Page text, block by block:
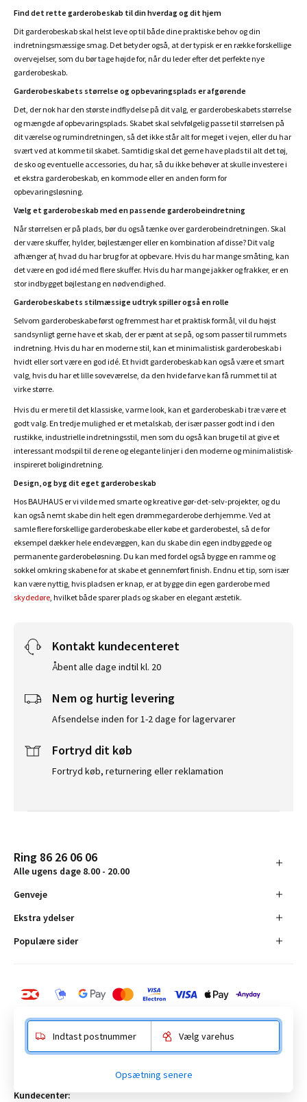
Find det rette garderobeskab til din hverdag og dit hjem
Dit garderobeskab skal helst leve op til både dine praktiske behov og din
indretningsmæssige smag. Det betyder også, at der typisk er en række forskellige
overvejelser, som du bør tage højde for, når du leder efter det perfekte nye
garderobeskab.
Garderobeskabets størrelse og opbevaringsplads er afgørende
Det, der nok har den største indflydelse på dit valg, er garderobeskabets størrelse
og mængde af opbevaringsplads. Skabet skal selvfølgelig passe til størrelsen på
dit værelse og rumindretningen, så det ikke står alt for meget i vejen, eller du har
svært ved at komme til skabet. Samtidig skal det gerne have plads til alt det tøj,
de sko og eventuelle accessories, du har, så du ikke behøver at skulle investere i
et ekstra garderobeskab, en kommode eller en anden form for
opbevaringsløsning.
Vælg et garderobeskab med en passende garderobeindretning
Når størrelsen er på plads, bør du også tænke over garderobeindretningen. Skal
der være skuffer, hylder, bøjlestænger eller en kombination af disse? Dit valg
afhænger af, hvad du har brug for at opbevare. Hvis du har mange småting, kan
det være en god idé med flere skuffer. Hvis du har mange jakker og frakker, er en
stor indbygget bøjlestang en nødvendighed.
Garderobeskabets stilmæssige udtryk spiller også en rolle
Selvom garderobeskabe først og fremmest har et praktisk formål, vil du højst
sandsynligt gerne have et skab, der er pænt at se på, og som passer til rummets
indretning. Hvis du har en moderne stil, kan et minimalistisk garderobeskab i
hvidt eller sort være en god idé. Et hvidt garderobeskab kan også være et smart
valg, hvis du har et lille soveværelse, da den hvide farve kan få rummet til at
virke større.
Hvis du er mere til det klassiske, varme look, kan et garderobeskab i træ være et
godt valg. En tredje mulighed er et metalskab, der især passer godt ind i den
rustikke, industrielle indretningsstil, men som du også kan bruge til at give et
interessant modspil til de rene og elegante linjer i den moderne og minimalistisk-
inspireret boligindretning.
Design, og byg dit eget garderobeskab
Hos BAUHAUS er vi vilde med smarte og kreative gør-det-selv-projekter, og du
kan også nemt skabe din helt egen drømmegarderobe derhjemme. Ved at
samle flere forskellige garderobeskabe eller købe et garderobestel, så de for
eksempel dækker hele endevæggen, kan du skabe din egen indbyggede og
permanente garderobeløsning. Du kan med fordel også bygge en ramme og
sokkel omkring skabene for at skabe et gennemført finish. Endnu et tip, som især
kan være nyttig, hvis pladsen er knap, er at bygge din egen garderobe med
skydedøre , hvilket både sparer plads og skaber en elegant æstetik.
Kontakt kundecenteret
Åbent alle dage indtil kl. 20
Nem og hurtig levering
Afsendelse inden for 1-2 dage for lagervarer
Fortryd dit køb
Fortryd køb, returnering eller reklamation
Ring 86 26 06 06
Alle ugens dage 8.00 - 20.00
Genveje
Ekstra ydelser
Populære sider
Anelystparken 16, 8381 Tilst. CVR-nummer 19555305
Kundecenter:
Indtast postnummer Vælg varehus
Opsætning senere